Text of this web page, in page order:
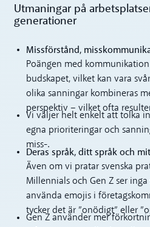
Utmaningar på
generationer
Missförstånd,
Poängen med
budskapet, vilket kan vara
olika sanningar kombineras
perspektiv – vilket ofta
Vi väljer helt enkelt att tolka
egna prioriteringar och
miss-.
Deras språk, ditt språk och
Även om vi pratar svenska
Millennials och Gen Z ser
använda emojis i
tycker det är ”onödigt” eller
Gen Z använder mer